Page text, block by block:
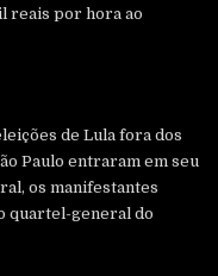
reais por hora ao
de Lula fora dos
Paulo entraram em seu
os manifestantes
quartel-general do